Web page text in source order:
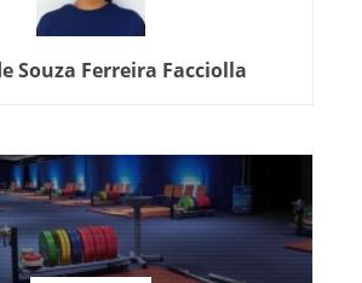
Souza Ferreira Facciolla